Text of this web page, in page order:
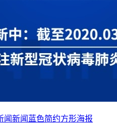
闻新闻蓝色简约方形海报